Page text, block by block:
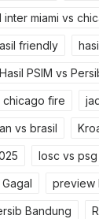
inter miami vs
friendly
Hasil PSIM vs
chicago fire
vs brasil
losc vs psg
preview
Bandung